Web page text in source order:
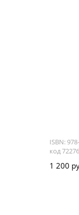
ISBN:
код
1 200